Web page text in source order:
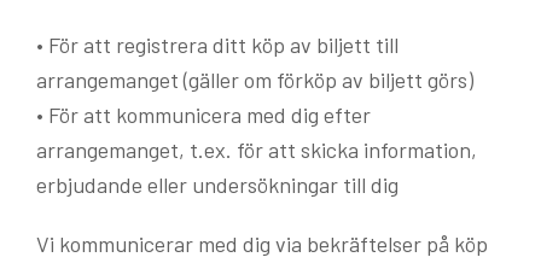
• För att registrera ditt köp av biljett till
arrangemanget (gäller om förköp av biljett görs)
• För att kommunicera med dig efter
arrangemanget, t.ex. för att skicka information,
erbjudande eller undersökningar till dig
Vi kommunicerar med dig via bekräftelser på köp